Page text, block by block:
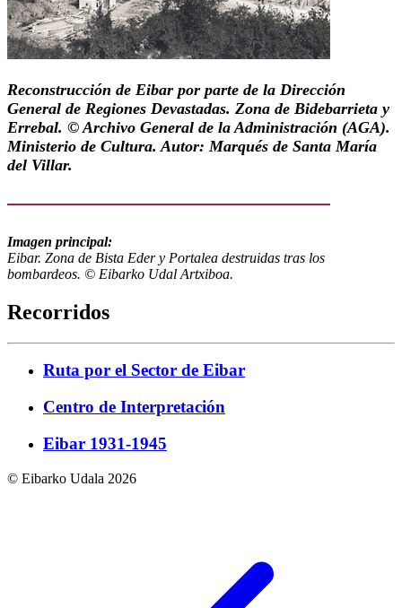
Reconstrucción de Eibar por parte de la Dirección
General de Regiones Devastadas. Zona de Bidebarrieta y
Errebal. © Archivo General de la Administración (AGA).
Ministerio de Cultura. Autor: Marqués de Santa María
del Villar.
Imagen principal:
Eibar. Zona de Bista Eder y Portalea destruidas tras los
bombardeos. © Eibarko Udal Artxiboa.
Recorridos
Ruta por el Sector de Eibar
Centro de Interpretación
Eibar 1931-1945
© Eibarko Udala 2026